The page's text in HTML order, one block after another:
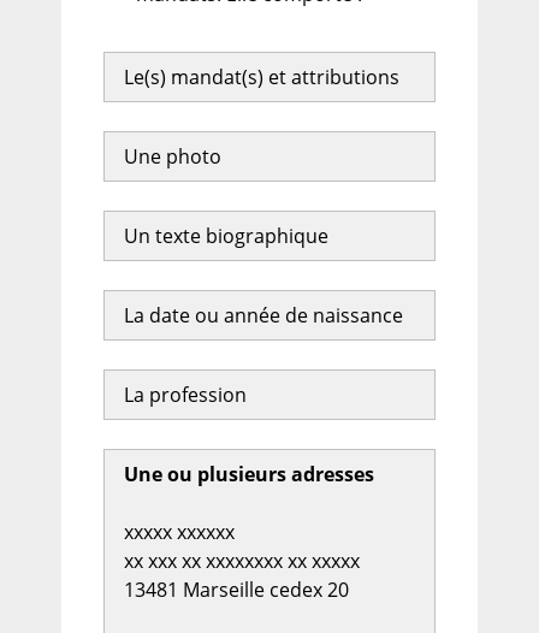
Le(s) mandat(s) et attributions
Une photo
Un texte biographique
La date ou année de naissance
La profession
Une ou plusieurs adresses
xxxxx xxxxxx
xx xxx xx xxxxxxxx xx xxxxx
13481 Marseille cedex 20